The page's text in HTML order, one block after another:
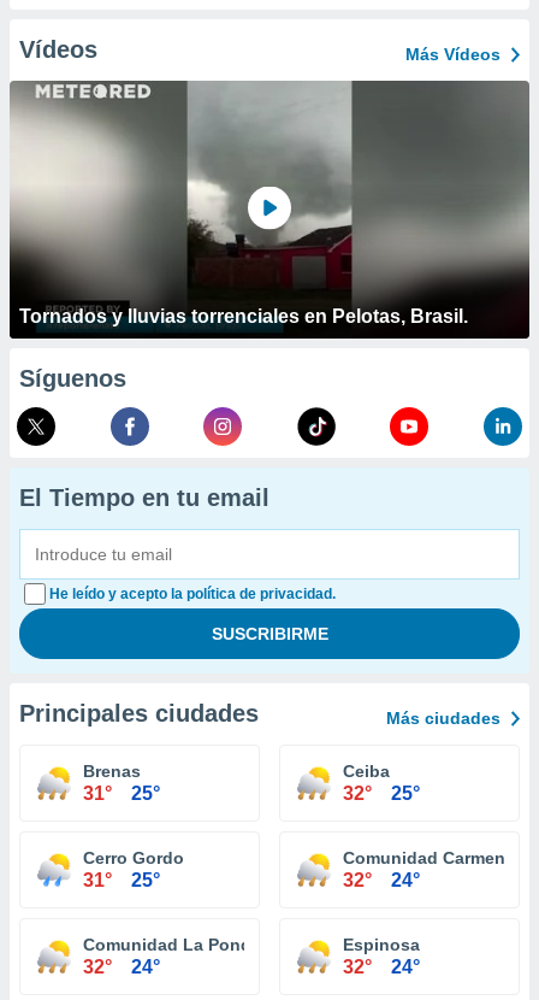
Vídeos Más Vídeos
Tornados y lluvias torrenciales en Pelotas, Brasil.
Síguenos
El Tiempo en tu email
He leído y acepto la política de privacidad.
Principales ciudades Más ciudades
Brenas
31° 25°
Ceiba
32° 25°
Cerro Gordo
31° 25°
Comunidad Carmen
32° 24°
Comunidad La Ponderosa
32° 24°
Espinosa
32° 24°